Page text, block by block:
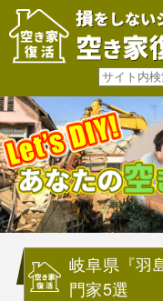
岐阜県『羽
門家5選